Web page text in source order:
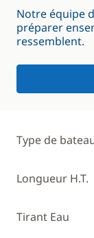
Notre équipe
préparer
ressemblent.
Type de
Longueur H.T.
Tirant Eau